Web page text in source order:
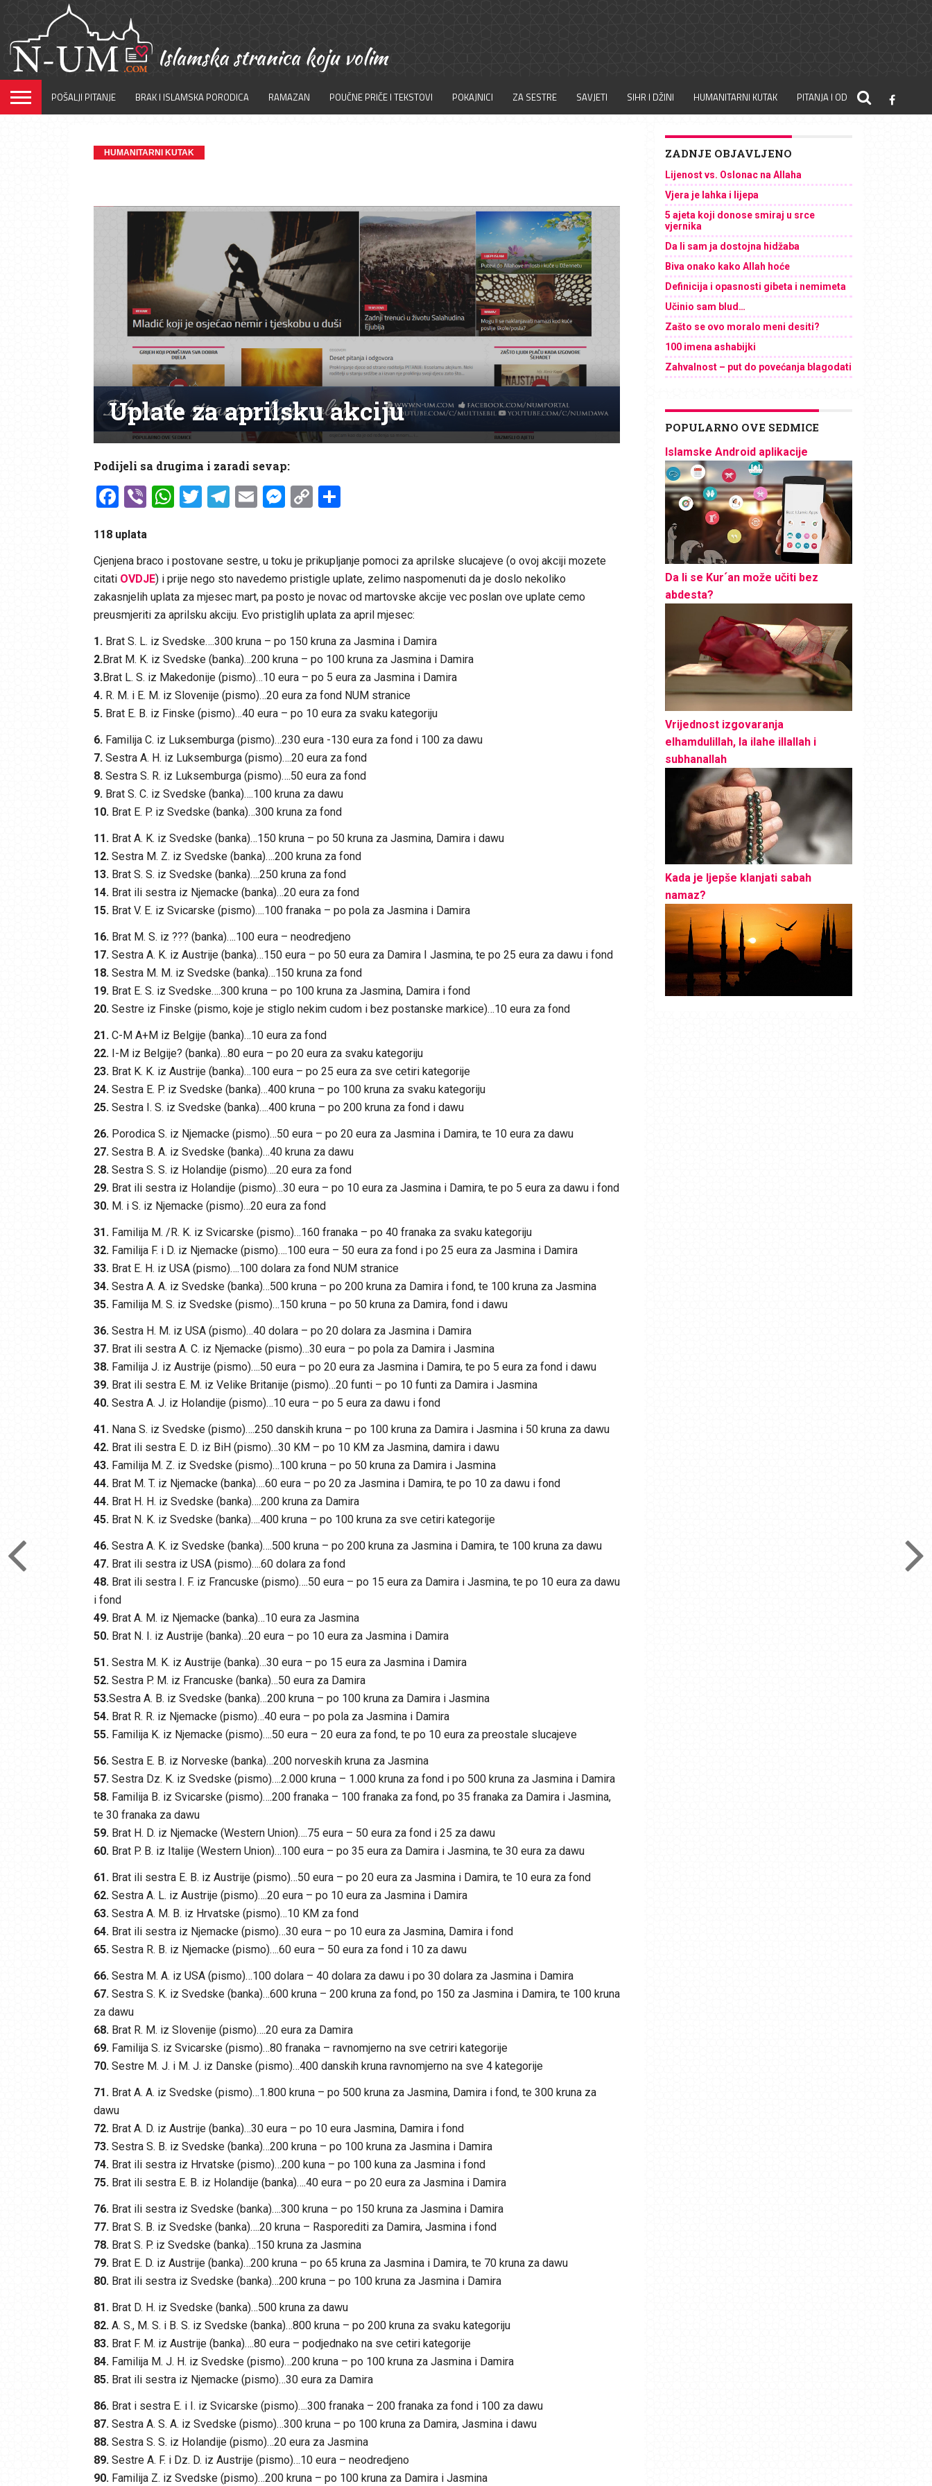
POŠALJI PITANJE BRAK I ISLAMSKA PORODICA RAMAZAN POUČNE PRIČE I TEKSTOVI POKAJNICI ZA SESTRE SAVJETI SIHR I DŽINI HUMANITARNI KUTAK PITANJA I ODGOVORI
HUMANITARNI KUTAK
Uplate za aprilsku akciju
Podijeli sa drugima i zaradi sevap:
Facebook
ViberWhatsApp
Twitter
Telegram
EmailMessenger
CopyShare
118 uplata
Cjenjena braco i postovane sestre, u toku je prikupljanje pomoci za aprilske slucajeve (o ovoj akciji mozete
citati OVDJE) i prije nego sto navedemo pristigle uplate, zelimo naspomenuti da je doslo nekoliko
zakasnjelih uplata za mjesec mart, pa posto je novac od martovske akcije vec poslan ove uplate cemo
preusmjeriti za aprilsku akciju. Evo pristiglih uplata za april mjesec:
1.Brat S. L. iz Svedske….300 kruna – po 150 kruna za Jasmina i Damira
2.Brat M. K. iz Svedske (banka)…200 kruna – po 100 kruna za Jasmina i Damira
3.Brat L. S. iz Makedonije (pismo)…10 eura – po 5 eura za Jasmina i Damira
4.R. M. i E. M. iz Slovenije (pismo)…20 eura za fond NUM stranice
5.Brat E. B. iz Finske (pismo)…40 eura – po 10 eura za svaku kategoriju
6.Familija C. iz Luksemburga (pismo)…230 eura -130 eura za fond i 100 za dawu
7.Sestra A. H. iz Luksemburga (pismo)….20 eura za fond
8.Sestra S. R. iz Luksemburga (pismo)….50 eura za fond
9.Brat S. C. iz Svedske (banka)….100 kruna za dawu
10.Brat E. P. iz Svedske (banka)…300 kruna za fond
11.Brat A. K. iz Svedske (banka)…150 kruna – po 50 kruna za Jasmina, Damira i dawu
12.Sestra M. Z. iz Svedske (banka)….200 kruna za fond
13.Brat S. S. iz Svedske (banka)….250 kruna za fond
14.Brat ili sestra iz Njemacke (banka)…20 eura za fond
15.Brat V. E. iz Svicarske (pismo)….100 franaka – po pola za Jasmina i Damira
16.Brat M. S. iz ??? (banka)….100 eura – neodredjeno
17.Sestra A. K. iz Austrije (banka)…150 eura – po 50 eura za Damira I Jasmina, te po 25 eura za dawu i fond
18.Sestra M. M. iz Svedske (banka)…150 kruna za fond
19.Brat E. S. iz Svedske….300 kruna – po 100 kruna za Jasmina, Damira i fond
20.Sestre iz Finske (pismo, koje je stiglo nekim cudom i bez postanske markice)…10 eura za fond
21.C-M A+M iz Belgije (banka)…10 eura za fond
22.I-M iz Belgije? (banka)…80 eura – po 20 eura za svaku kategoriju
23.Brat K. K. iz Austrije (banka)…100 eura – po 25 eura za sve cetiri kategorije
24.Sestra E. P. iz Svedske (banka)…400 kruna – po 100 kruna za svaku kategoriju
25.Sestra I. S. iz Svedske (banka)….400 kruna – po 200 kruna za fond i dawu
26.Porodica S. iz Njemacke (pismo)…50 eura – po 20 eura za Jasmina i Damira, te 10 eura za dawu
27.Sestra B. A. iz Svedske (banka)…40 kruna za dawu
28.Sestra S. S. iz Holandije (pismo)….20 eura za fond
29.Brat ili sestra iz Holandije (pismo)…30 eura – po 10 eura za Jasmina i Damira, te po 5 eura za dawu i fond
30.M. i S. iz Njemacke (pismo)…20 eura za fond
31.Familija M. /R. K. iz Svicarske (pismo)…160 franaka – po 40 franaka za svaku kategoriju
32.Familija F. i D. iz Njemacke (pismo)….100 eura – 50 eura za fond i po 25 eura za Jasmina i Damira
33.Brat E. H. iz USA (pismo)….100 dolara za fond NUM stranice
34.Sestra A. A. iz Svedske (banka)…500 kruna – po 200 kruna za Damira i fond, te 100 kruna za Jasmina
35.Familija M. S. iz Svedske (pismo)…150 kruna – po 50 kruna za Damira, fond i dawu
36.Sestra H. M. iz USA (pismo)…40 dolara – po 20 dolara za Jasmina i Damira
37.Brat ili sestra A. C. iz Njemacke (pismo)…30 eura – po pola za Damira i Jasmina
38.Familija J. iz Austrije (pismo)….50 eura – po 20 eura za Jasmina i Damira, te po 5 eura za fond i dawu
39.Brat ili sestra E. M. iz Velike Britanije (pismo)…20 funti – po 10 funti za Damira i Jasmina
40.Sestra A. J. iz Holandije (pismo)…10 eura – po 5 eura za dawu i fond
41.Nana S. iz Svedske (pismo)….250 danskih kruna – po 100 kruna za Damira i Jasmina i 50 kruna za dawu
42.Brat ili sestra E. D. iz BiH (pismo)…30 KM – po 10 KM za Jasmina, damira i dawu
43.Familija M. Z. iz Svedske (pismo)…100 kruna – po 50 kruna za Damira i Jasmina
44.Brat M. T. iz Njemacke (banka)….60 eura – po 20 za Jasmina i Damira, te po 10 za dawu i fond
44.Brat H. H. iz Svedske (banka)….200 kruna za Damira
45.Brat N. K. iz Svedske (banka)….400 kruna – po 100 kruna za sve cetiri kategorije
46.Sestra A. K. iz Svedske (banka)….500 kruna – po 200 kruna za Jasmina i Damira, te 100 kruna za dawu
47.Brat ili sestra iz USA (pismo)….60 dolara za fond
48.Brat ili sestra I. F. iz Francuske (pismo)….50 eura – po 15 eura za Damira i Jasmina, te po 10 eura za dawu
i fond
49.Brat A. M. iz Njemacke (banka)…10 eura za Jasmina
50.Brat N. I. iz Austrije (banka)…20 eura – po 10 eura za Jasmina i Damira
51.Sestra M. K. iz Austrije (banka)…30 eura – po 15 eura za Jasmina i Damira
52.Sestra P. M. iz Francuske (banka)…50 eura za Damira
53.Sestra A. B. iz Svedske (banka)…200 kruna – po 100 kruna za Damira i Jasmina
54.Brat R. R. iz Njemacke (pismo)…40 eura – po pola za Jasmina i Damira
55.Familija K. iz Njemacke (pismo)….50 eura – 20 eura za fond, te po 10 eura za preostale slucajeve
56.Sestra E. B. iz Norveske (banka)…200 norveskih kruna za Jasmina
57.Sestra Dz. K. iz Svedske (pismo)….2.000 kruna – 1.000 kruna za fond i po 500 kruna za Jasmina i Damira
58.Familija B. iz Svicarske (pismo)….200 franaka – 100 franaka za fond, po 35 franaka za Damira i Jasmina,
te 30 franaka za dawu
59.Brat H. D. iz Njemacke (Western Union)….75 eura – 50 eura za fond i 25 za dawu
60.Brat P. B. iz Italije (Western Union)…100 eura – po 35 eura za Damira i Jasmina, te 30 eura za dawu
61.Brat ili sestra E. B. iz Austrije (pismo)…50 eura – po 20 eura za Jasmina i Damira, te 10 eura za fond
62.Sestra A. L. iz Austrije (pismo)….20 eura – po 10 eura za Jasmina i Damira
63.Sestra A. M. B. iz Hrvatske (pismo)…10 KM za fond
64.Brat ili sestra iz Njemacke (pismo)…30 eura – po 10 eura za Jasmina, Damira i fond
65.Sestra R. B. iz Njemacke (pismo)….60 eura – 50 eura za fond i 10 za dawu
66.Sestra M. A. iz USA (pismo)…100 dolara – 40 dolara za dawu i po 30 dolara za Jasmina i Damira
67.Sestra S. K. iz Svedske (banka)…600 kruna – 200 kruna za fond, po 150 za Jasmina i Damira, te 100 kruna
za dawu
68.Brat R. M. iz Slovenije (pismo)….20 eura za Damira
69.Familija S. iz Svicarske (pismo)…80 franaka – ravnomjerno na sve cetriri kategorije
70.Sestre M. J. i M. J. iz Danske (pismo)…400 danskih kruna ravnomjerno na sve 4 kategorije
71.Brat A. A. iz Svedske (pismo)…1.800 kruna – po 500 kruna za Jasmina, Damira i fond, te 300 kruna za
dawu
72.Brat A. D. iz Austrije (banka)…30 eura – po 10 eura Jasmina, Damira i fond
73.Sestra S. B. iz Svedske (banka)…200 kruna – po 100 kruna za Jasmina i Damira
74.Brat ili sestra iz Hrvatske (pismo)…200 kuna – po 100 kuna za Jasmina i fond
75.Brat ili sestra E. B. iz Holandije (banka)….40 eura – po 20 eura za Jasmina i Damira
76.Brat ili sestra iz Svedske (banka)….300 kruna – po 150 kruna za Jasmina i Damira
77.Brat S. B. iz Svedske (banka)….20 kruna – Rasporediti za Damira, Jasmina i fond
78.Brat S. P. iz Svedske (banka)…150 kruna za Jasmina
79.Brat E. D. iz Austrije (banka)…200 kruna – po 65 kruna za Jasmina i Damira, te 70 kruna za dawu
80.Brat ili sestra iz Svedske (banka)…200 kruna – po 100 kruna za Jasmina i Damira
81.Brat D. H. iz Svedske (banka)…500 kruna za dawu
82.A. S., M. S. i B. S. iz Svedske (banka)…800 kruna – po 200 kruna za svaku kategoriju
83.Brat F. M. iz Austrije (banka)….80 eura – podjednako na sve cetiri kategorije
84.Familija M. J. H. iz Svedske (pismo)…200 kruna – po 100 kruna za Jasmina i Damira
85.Brat ili sestra iz Njemacke (pismo)…30 eura za Damira
86.Brat i sestra E. i I. iz Svicarske (pismo)….300 franaka – 200 franaka za fond i 100 za dawu
87.Sestra A. S. A. iz Svedske (pismo)…300 kruna – po 100 kruna za Damira, Jasmina i dawu
88.Sestra S. S. iz Holandije (pismo)…20 eura za Jasmina
89.Sestre A. F. i Dz. D. iz Austrije (pismo)…10 eura – neodredjeno
90.Familija Z. iz Svedske (pismo)…200 kruna – po 100 kruna za Damira i Jasmina
ZADNJE OBJAVLJENO
Lijenost vs. Oslonac na Allaha
Vjera je lahka i lijepa
5 ajeta koji donose smiraj u srce
vjernika
Da li sam ja dostojna hidžaba
Biva onako kako Allah hoće
Definicija i opasnosti gibeta i nemimeta
Učinio sam blud…
Zašto se ovo moralo meni desiti?
100 imena ashabijki
Zahvalnost – put do povećanja blagodati
POPULARNO OVE SEDMICE
Islamske Android aplikacije
Da li se Kur´an može učiti bez
abdesta?
Vrijednost izgovaranja
elhamdulillah, la ilahe illallah i
subhanallah
Kada je ljepše klanjati sabah
namaz?